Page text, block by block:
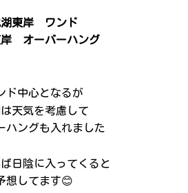
東岸 ワンド
岸 オーバーハング
ド中心となるが
天気を考慮して
ハングも入れました
日陰に入ってくると
想してます😊